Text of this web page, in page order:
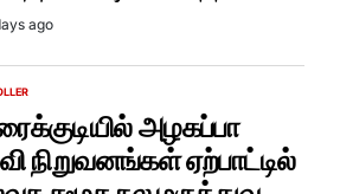
ago
அழகப்பா
நிறுவனங்கள் ஏற்பாட்டில்